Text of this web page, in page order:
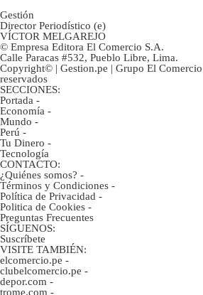
Gestión
Director Periodístico (e)
VÍCTOR MELGAREJO
© Empresa Editora El Comercio S.A.
Calle Paracas #532, Pueblo Libre, Lima.
Copyright© | Gestion.pe | Grupo El
reservados
SECCIONES:
Portada -
Economía -
Mundo -
Perú -
Tu Dinero -
Tecnología
CONTACTO:
¿Quiénes somos? -
Términos y Condiciones -
Política de Privacidad -
Politica de Cookies -
Preguntas Frecuentes
SÍGUENOS:
Suscríbete
VISITE TAMBIÉN:
elcomercio.pe -
clubelcomercio.pe -
depor.com -
trome.com -